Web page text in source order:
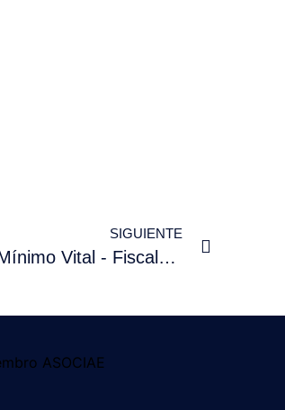
SIGUIENTE
El acceso de los autónomos al Ingreso Mínimo Vital - Fiscal&Laboral